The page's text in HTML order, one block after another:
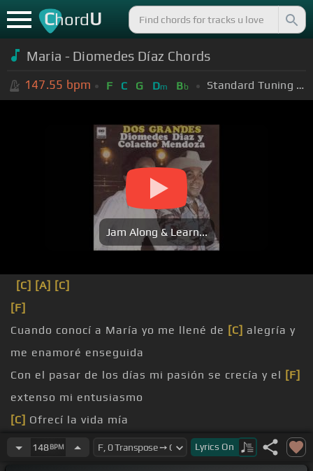
ChordU
Maria - Diomedes Díaz Chords
147.55 bpm F C G Dm Bb Standard Tuning (EADGBE)
Jam Along & Learn...
[C] [A] [C]
[F]
Cuando conocí a María yo me llené de [C] alegría y
me enamoré enseguida
Con el pasar de los días mi pasión se crecía y el [F]
extenso mi entusiasmo
[C] Ofrecí la vida mía
148BPM Lyrics On